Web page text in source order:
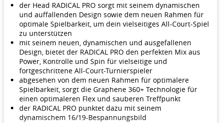
der Head RADICAL PRO sorgt mit seinem dynamischen
und auffallenden Design sowie dem neuen Rahmen für
optimale Spielbarkeit, um dein vielseitiges All-Court-Spiel
zu unterstützen
mit seinem neuen, dynamischen und ausgefallenen
Design, bietet der RADICAL PRO den perfekten Mix aus
Power, Kontrolle und Spin für vielseitige und
fortgeschrittene All-Court-Turnierspieler
abgesehen von dem neuen Rahmen für optimalere
Spielbarkeit, sorgt die Graphene 360+ Technologie für
einen optimaleren Flex und sauberen Treffpunkt
der RADICAL PRO punktet dazu mit seinem
dynamischem 16/19-Bespannungsbild